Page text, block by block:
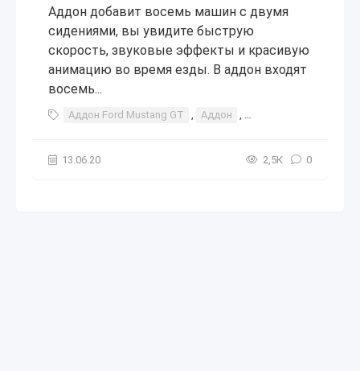
Аддон добавит восемь машин с двумя
сидениями, вы увидите быструю
скорость, звуковые эффекты и красивую
анимацию во время езды. В аддон входят
восемь...
Аддон Ford Mustang GT , Аддон , Ford Mustang GT
13.06.20 2,5К 0